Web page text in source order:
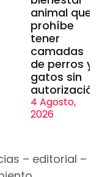
animal que
prohíbe
tener
camadas
de perros y
gatos sin
autorización
4 Agosto,
2026
– editorial –